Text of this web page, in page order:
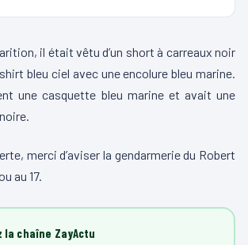
il était vêtu d’un short à carreaux noir
bleu ciel avec une encolure bleu marine.
une casquette bleu marine et avait une
merci d’aviser la gendarmerie du Robert
au 17.
la chaîne ZayActu